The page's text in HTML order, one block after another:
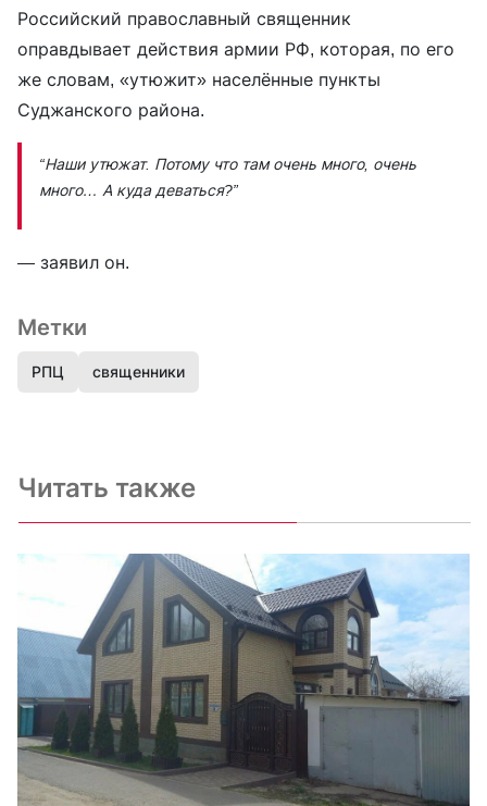
Российский православный священник
оправдывает действия армии РФ, которая, по его
же словам, «утюжит» населённые пункты
Суджанского района.
“Наши утюжат. Потому что там очень много, очень
много… А куда деваться?”
— заявил он.
Метки
РПЦ священники
Читать также